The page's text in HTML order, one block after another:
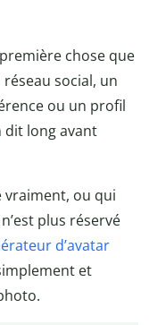
chose que
social, un
ou un profil
dit long avant
vraiment, ou qui
plus réservé
d’avatar
et